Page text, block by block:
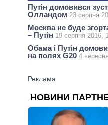
Путін домовився
Олландом 23 серпня
Москва не буде
– Путін 19 серпня 2016,
Обама і Путін
на полях G20 4